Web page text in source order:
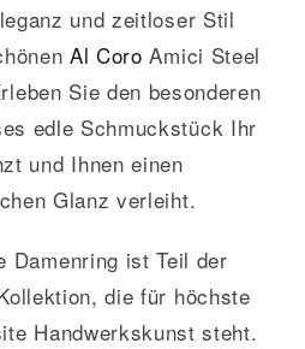
und zeitloser Stil
Al Coro Amici Steel
Sie den besonderen
edle Schmuckstück Ihr
und Ihnen einen
Glanz verleiht.
Damenring ist Teil der
die für höchste
Handwerkskunst steht.